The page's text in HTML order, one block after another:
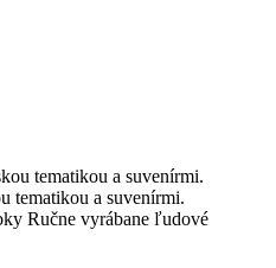
tematikou a suvenírmi.
Ručne vyrábane ľudové